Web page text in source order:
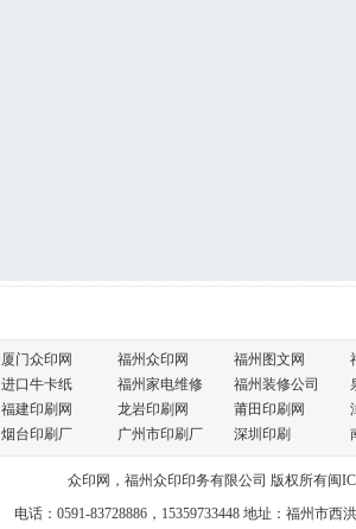
厦门众印网 福州众印网 福州图文网
进口牛卡纸 福州家电维修 福州装修公司
福建印刷网 龙岩印刷网 莆田印刷网
烟台印刷厂 广州市印刷厂 深圳印刷
众印网，福州众印印务有限公司 版权所有闽
电话：0591-83728886，15359733448 地址：福州市